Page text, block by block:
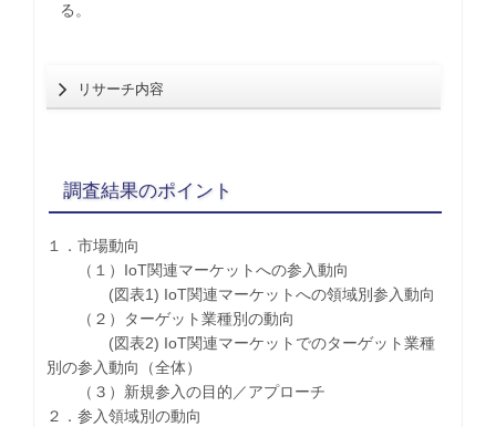
る。
リサーチ内容
調査結果のポイント
１．市場動向
（１）IoT関連マーケットへの参入動向
(図表1) IoT関連マーケットへの領域別参入動向
（２）ターゲット業種別の動向
(図表2) IoT関連マーケットでのターゲット業種
別の参入動向（全体）
（３）新規参入の目的／アプローチ
２．参入領域別の動向